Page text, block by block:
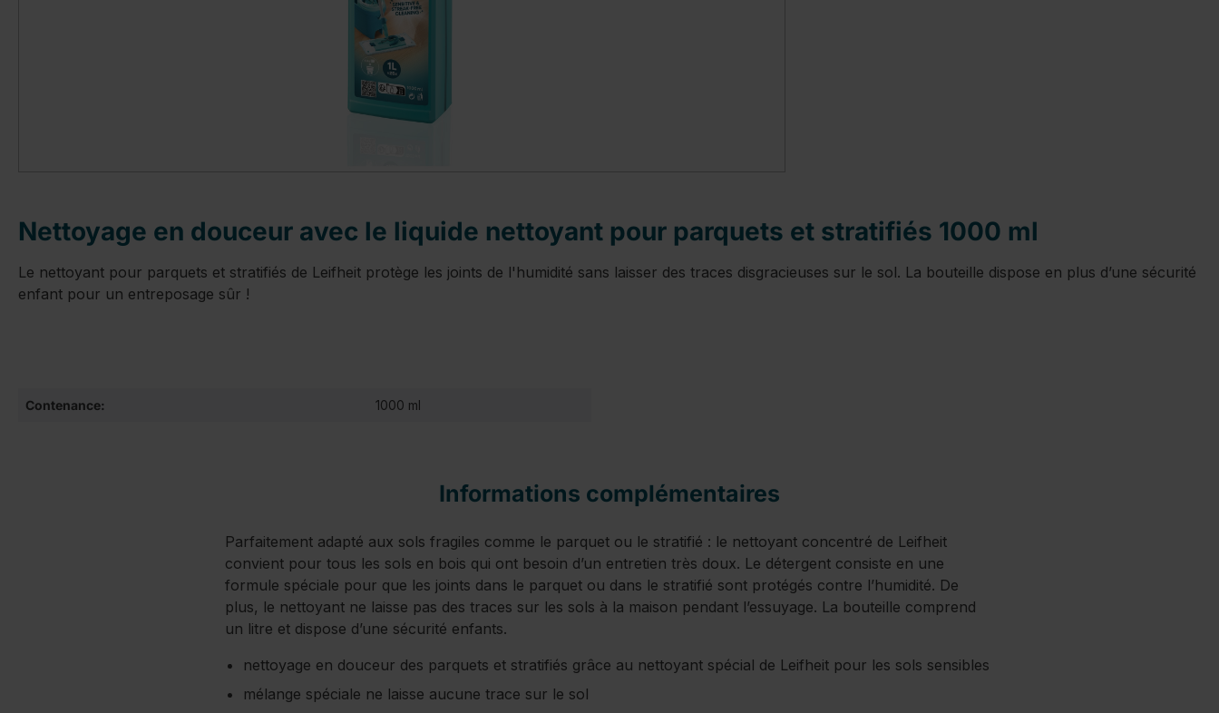
Nettoyage en douceur avec le liquide nettoyant pour parquets et stratifiés 1000 ml
Le nettoyant pour parquets et stratifiés de Leifheit protège les joints de l'humidité sans laisser des traces disgracieuses sur le sol. La bouteille dispose en plus d’une sécurité
enfant pour un entreposage sûr !
Contenance: 1000 ml
Informations complémentaires
Parfaitement adapté aux sols fragiles comme le parquet ou le stratifié : le nettoyant concentré de Leifheit
convient pour tous les sols en bois qui ont besoin d’un entretien très doux. Le détergent consiste en une
formule spéciale pour que les joints dans le parquet ou dans le stratifié sont protégés contre l’humidité. De
plus, le nettoyant ne laisse pas des traces sur les sols à la maison pendant l’essuyage. La bouteille comprend
un litre et dispose d’une sécurité enfants.
nettoyage en douceur des parquets et stratifiés grâce au nettoyant spécial de Leifheit pour les sols sensibles
mélange spéciale ne laisse aucune trace sur le sol